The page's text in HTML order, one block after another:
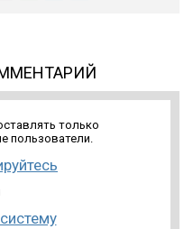
только
пользователи.